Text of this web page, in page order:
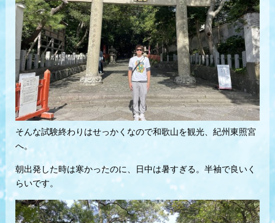
そんな試験終わりはせっかくなので和歌山を観光、紀州東照宮
へ。
朝出発した時は寒かったのに、日中は暑すぎる。半袖で良いく
らいです。